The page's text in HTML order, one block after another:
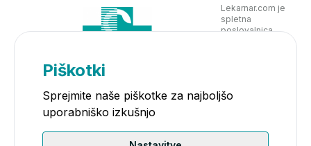
Lekarnar.com je
spletna
poslovalnica
Piškotki
Sprejmite naše piškotke za najboljšo
uporabniško izkušnjo